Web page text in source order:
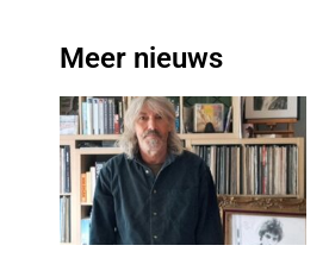
Meer nieuws